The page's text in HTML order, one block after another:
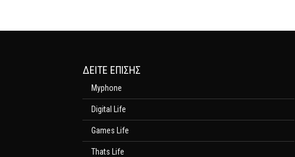
ΔΕΊΤΕ ΕΠΊΣΗΣ
Myphone
Digital Life
Games Life
Thats Life